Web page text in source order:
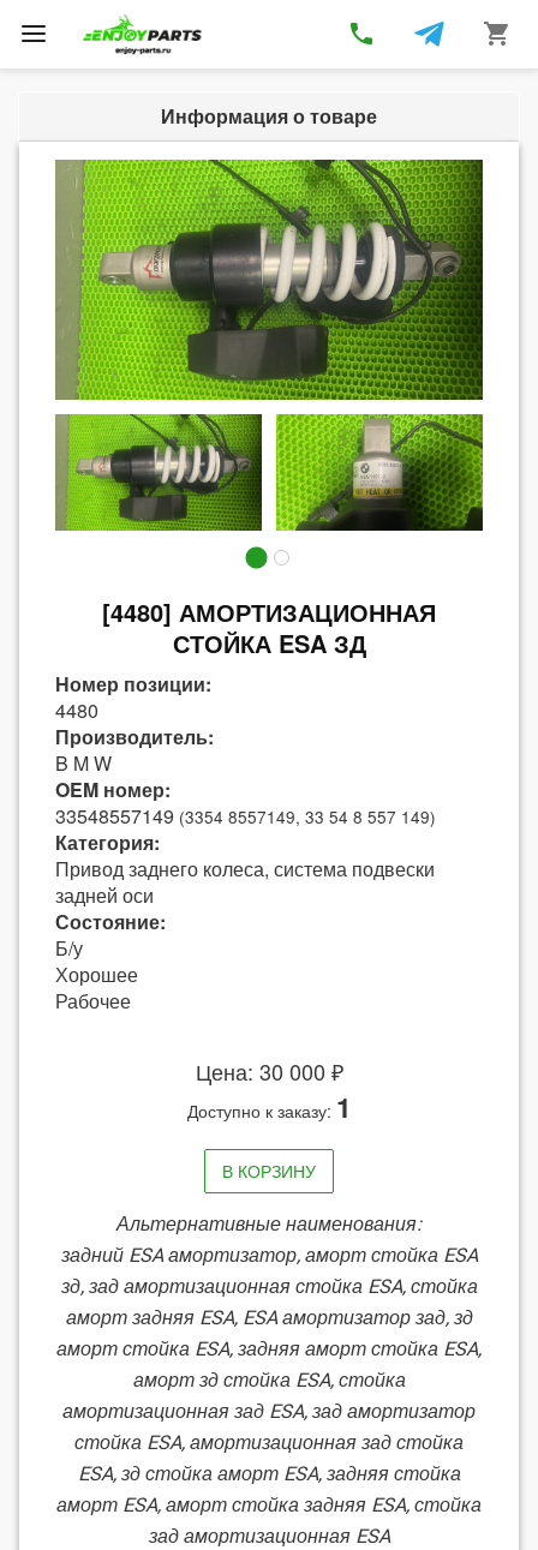
Toggle
navigation
phone shopping_cart
Информация о товаре
[4480] АМОРТИЗАЦИОННАЯ
СТОЙКА ESA ЗД
Номер позиции:
4480
Производитель:
B M W
OEM номер:
33548557149 (3354 8557149, 33 54 8 557 149)
Категория:
Привод заднего колеса, система подвески
задней оси
Состояние:
Б/у
Хорошее
Рабочее
Цена: 30 000 ₽
Доступно к заказу: 1
В КОРЗИНУ
Альтернативные наименования:
задний ESA амортизатор, аморт стойка ESA
зд, зад амортизационная стойка ESA, стойка
аморт задняя ESA, ESA амортизатор зад, зд
аморт стойка ESA, задняя аморт стойка ESA,
аморт зд стойка ESA, стойка
амортизационная зад ESA, зад амортизатор
стойка ESA, амортизационная зад стойка
ESA, зд стойка аморт ESA, задняя стойка
аморт ESA, аморт стойка задняя ESA, стойка
зад амортизационная ESA